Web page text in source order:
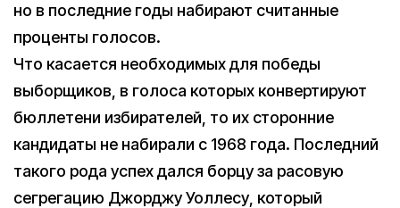
но в последние годы набирают считанные
проценты голосов.
Что касается необходимых для победы
выборщиков, в голоса которых конвертируют
бюллетени избирателей, то их сторонние
кандидаты не набирали с 1968 года. Последний
такого рода успех дался борцу за расовую
сегрегацию Джорджу Уоллесу, который